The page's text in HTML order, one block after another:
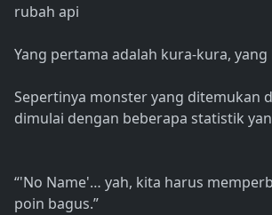
rubah api
Yang pertama adalah kura-kura,
Sepertinya monster yang ditemukan
dimulai dengan beberapa statistik
“'No Name'… yah, kita harus
poin bagus.”